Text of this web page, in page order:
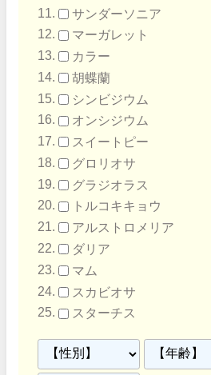
サンダーソニア
マーガレット
カラー
胡蝶蘭
シンビジウム
オンシジウム
スイートピー
グロリオサ
グラジオラス
トルコキキョウ
アルストロメリア
ダリア
マム
スカビオサ
スターチス